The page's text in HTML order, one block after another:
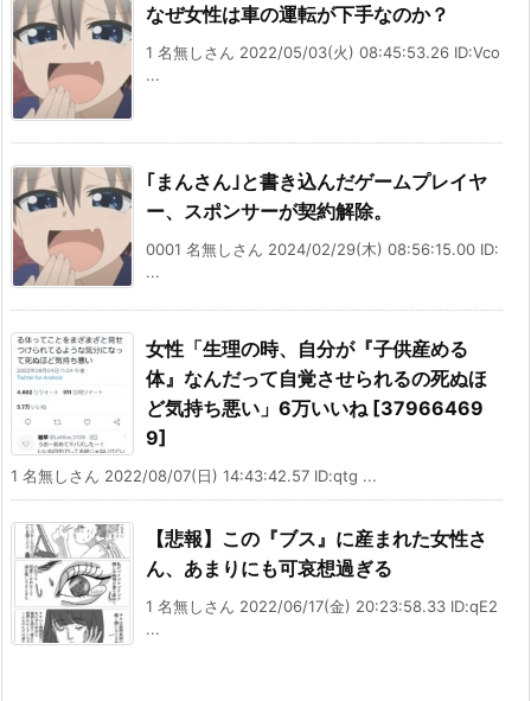
なぜ女性は車の運転が下手なのか？
1 名無しさん 2022/05/03(火) 08:45:53.26 ID:Vco
...
｢まんさん｣と書き込んだゲームプレイヤ
ー、スポンサーが契約解除。
0001 名無しさん 2024/02/29(木) 08:56:15.00 ID:
...
女性「生理の時、自分が『子供産める
体』なんだって自覚させられるの死ぬほ
ど気持ち悪い」6万いいね [37966469
9]
1 名無しさん 2022/08/07(日) 14:43:42.57 ID:qtg ...
【悲報】この『ブス』に産まれた女性さ
ん、あまりにも可哀想過ぎる
1 名無しさん 2022/06/17(金) 20:23:58.33 ID:qE2
...